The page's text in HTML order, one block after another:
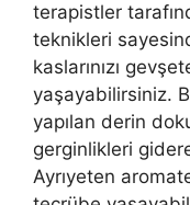
terapistler
teknikleri
kaslarınızı
yaşayabilirsiniz.
yapılan derin
gerginlikleri
Ayrıyeten